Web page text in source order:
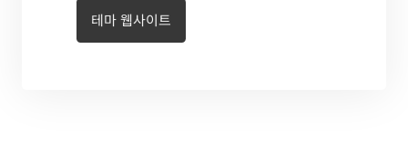
테마 웹사이트